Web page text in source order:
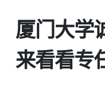
厦门大学
来看看专